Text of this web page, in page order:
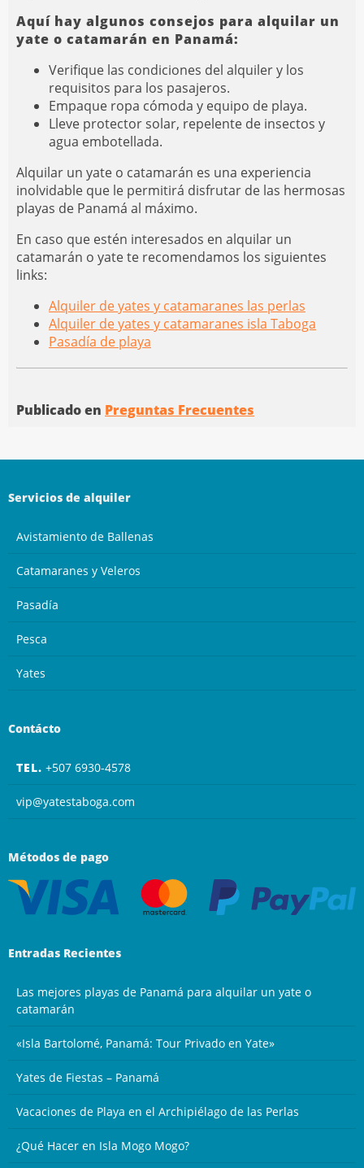
Aquí hay algunos consejos para alquilar un
yate o catamarán en Panamá:
Verifique las condiciones del alquiler y los
requisitos para los pasajeros.
Empaque ropa cómoda y equipo de playa.
Lleve protector solar, repelente de insectos y
agua embotellada.
Alquilar un yate o catamarán es una experiencia
inolvidable que le permitirá disfrutar de las hermosas
playas de Panamá al máximo.
En caso que estén interesados en alquilar un
catamarán o yate te recomendamos los siguientes
links:
Alquiler de yates y catamaranes las perlas
Alquiler de yates y catamaranes isla Taboga
Pasadía de playa
Publicado en Preguntas Frecuentes
Servicios de alquiler
Avistamiento de Ballenas
Catamaranes y Veleros
Pasadía
Pesca
Yates
Contácto
TEL. +507 6930-4578
vip@yatestaboga.com
Métodos de pago
Entradas Recientes
Las mejores playas de Panamá para alquilar un yate o
catamarán
«Isla Bartolomé, Panamá: Tour Privado en Yate»
Yates de Fiestas – Panamá
Vacaciones de Playa en el Archipiélago de las Perlas
¿Qué Hacer en Isla Mogo Mogo?